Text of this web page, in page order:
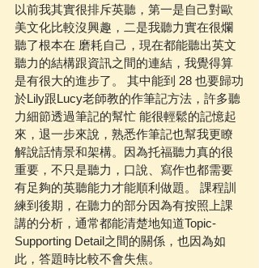
以前我其實很排斥英聽，第一是自己對歐
美文化比較沒興趣，二是我聽力實在很爛
聽了根本在 磨耗自己，現在都能聽出英文
聽力的結構跟資訊之間的連結，我覺得算
是有很大的進步了。 其中能到 28 也要歸功
於Lily跟Lucy老師教的作筆記方法，許多聽
力細節透過筆記的幫忙 能很輕鬆的記憶起
來，退一步來說，熟悉作筆記也幫我更瞭
解說話情景和架構。因為托福聽力真的很
重要，不只是聽力，口說、寫作也都需要
有足夠的英聽能力才能順利做題。 課程訓
練到後期，在聽力的部分因為有按照上課
講的分析，通常都能清楚地知道Topic-
Supporting Detail之間的關係，也因為如
此，答題時比較不會失焦。